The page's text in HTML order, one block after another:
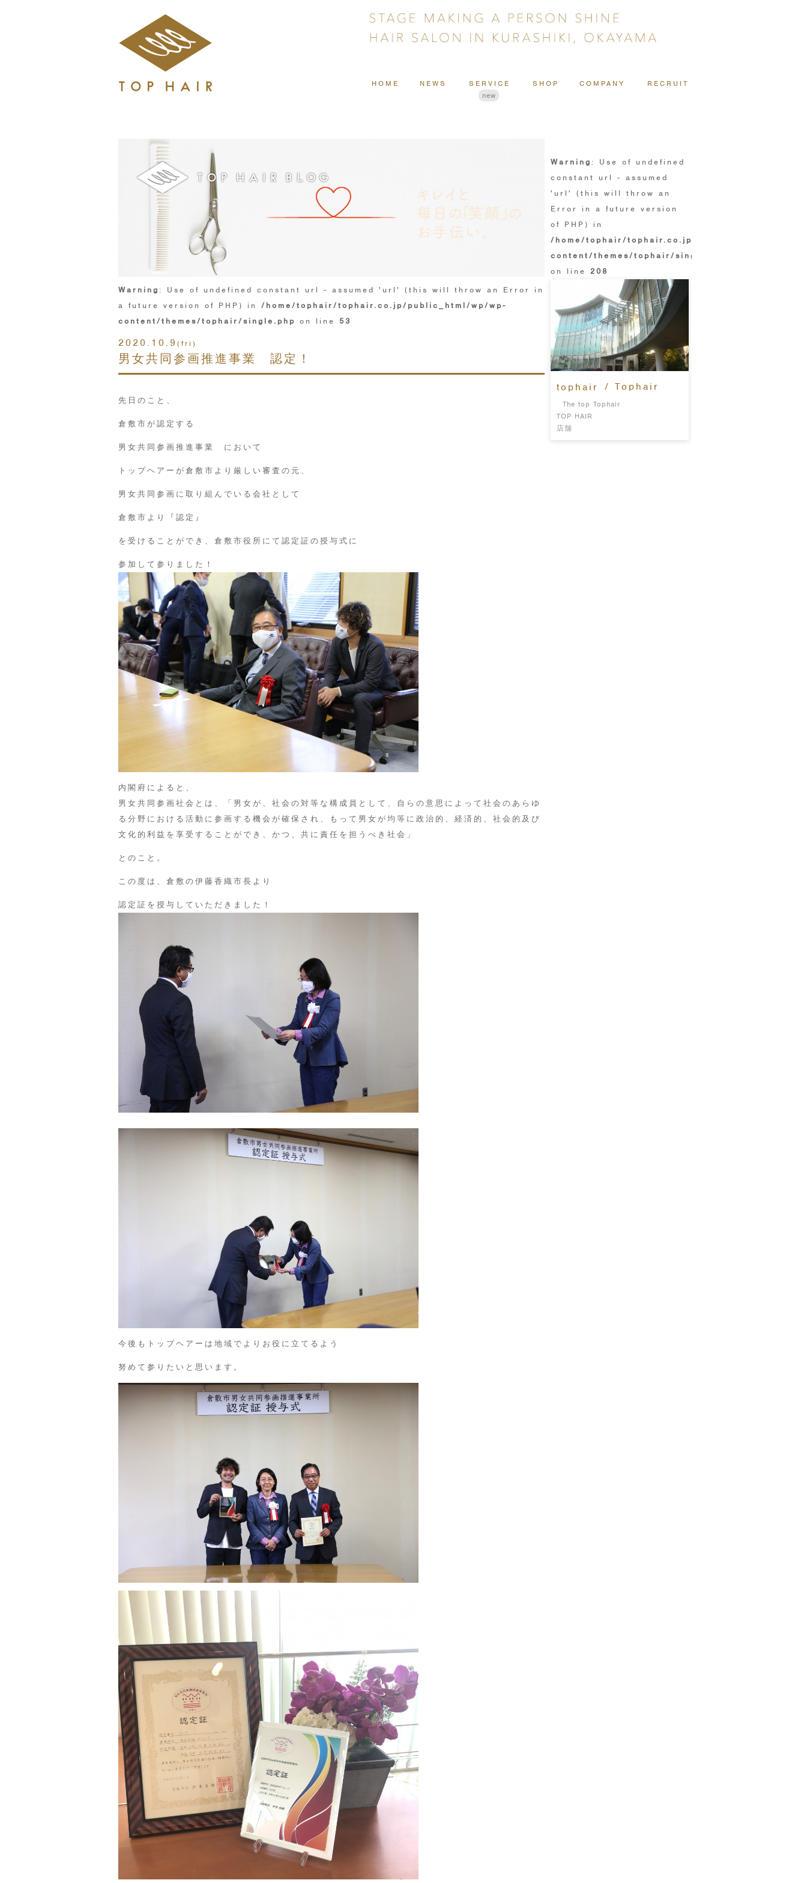
HOME NEWS
SERVICE
new
SHOP COMPANY RECRUIT
Warning : Use of undefined constant url - assumed 'url' (this will throw an Error in
a future version of PHP) in /home/tophair/tophair.co.jp/public_html/wp/wp-
content/themes/tophair/single.php on line 53
2020.10.9 (fri)
男女共同参画推進事業 認定！
先日のこと、
倉敷市が認定する
男女共同参画推進事業 において
トップヘアーが倉敷市より厳しい審査の元、
男女共同参画に取り組んでいる会社として
倉敷市より『認定』
を受けることができ、倉敷市役所にて認定証の授与式に
参加して参りました！
内閣府によると、
男女共同参画社会とは、「男女が、社会の対等な構成員として、自らの意思によって社会のあらゆ
る分野における活動に参画する機会が確保され、もって男女が均等に政治的、経済的、社会的及び
文化的利益を享受することができ、かつ、共に責任を担うべき社会」
とのこと。
この度は、倉敷の伊藤香織市長より
認定証を授与していただきました！
今後もトップヘアーは地域でよりお役に立てるよう
努めて参りたいと思います。
Warning : Use of undefined
constant url - assumed
'url' (this will throw an
Error in a future version
of PHP) in
/home/tophair/tophair.co.jp/public_html/wp/wp-
content/themes/tophair/single.php
on line 208
tophair / Tophair
The top Tophair
TOP HAIR
店舗